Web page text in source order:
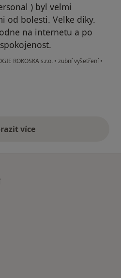
) byl velmi
od bolesti. Velke diky.
na internetu a po
ROKOSKA s.r.o. • zubní vyšetření •
více
výše uvedené názory